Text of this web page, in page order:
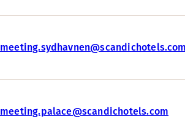
meeting.palace@scandichotels.com